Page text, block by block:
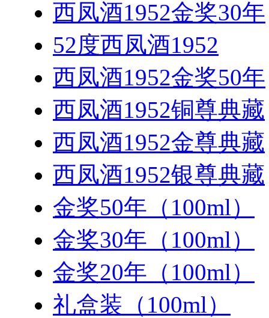
西凤酒1952金奖30年
52度西凤酒1952
西凤酒1952金奖50年
西凤酒1952铜尊典藏
西凤酒1952金尊典藏
西凤酒1952银尊典藏
金奖50年（100ml）
金奖30年（100ml）
金奖20年（100ml）
礼盒装（100ml）